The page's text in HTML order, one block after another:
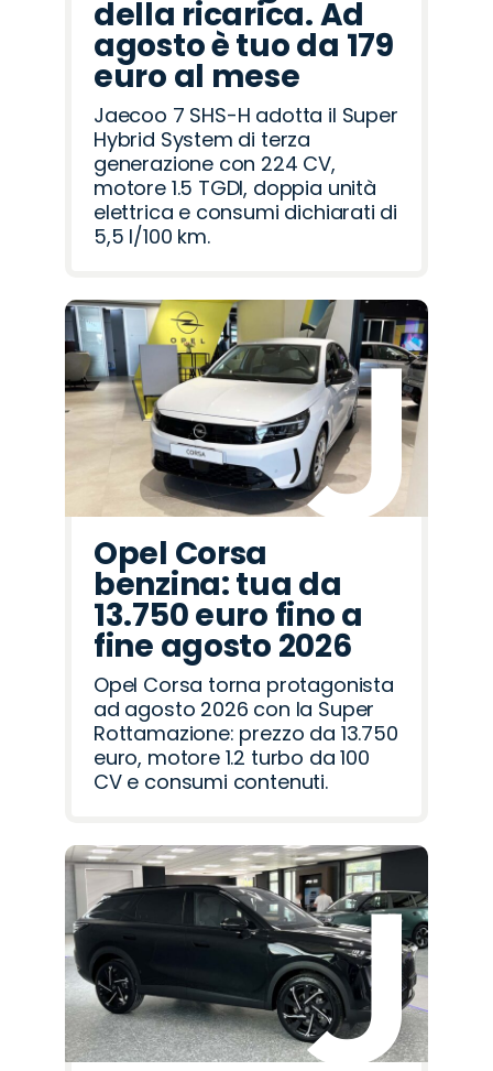
della ricarica. Ad
agosto è tuo da 179
euro al mese
Jaecoo 7 SHS-H adotta il Super
Hybrid System di terza
generazione con 224 CV,
motore 1.5 TGDI, doppia unità
elettrica e consumi dichiarati di
5,5 l/100 km.
Opel Corsa
benzina: tua da
13.750 euro fino a
fine agosto 2026
Opel Corsa torna protagonista
ad agosto 2026 con la Super
Rottamazione: prezzo da 13.750
euro, motore 1.2 turbo da 100
CV e consumi contenuti.